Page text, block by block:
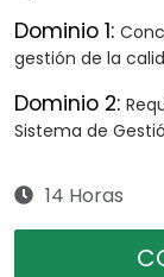
Dominio 1:
gestión de la
Dominio 2:
Sistema de
14 Horas